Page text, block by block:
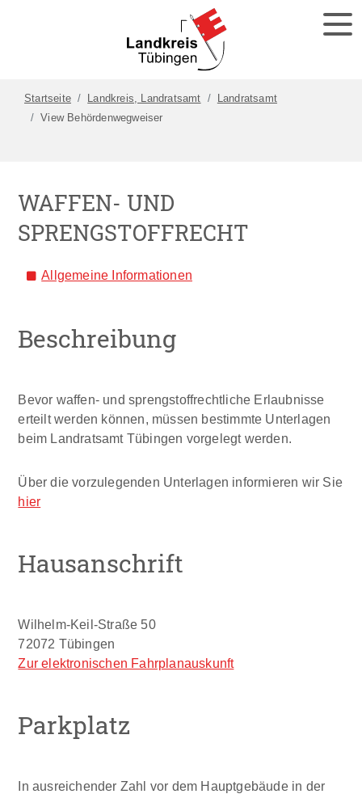
Startseite Landkreis, Landratsamt
Landratsamt
View Behördenwegweiser
WAFFEN- UND
SPRENGSTOFFRECHT
Allgemeine Informationen
Beschreibung
Bevor waffen- und sprengstoffrechtliche Erlaubnisse
erteilt werden können, müssen bestimmte Unterlagen
beim Landratsamt Tübingen vorgelegt werden.
Über die vorzulegenden Unterlagen informieren wir Sie
hier
Hausanschrift
Wilhelm-Keil-Straße 50
72072 Tübingen
Zur elektronischen Fahrplanauskunft
Parkplatz
In ausreichender Zahl vor dem Hauptgebäude in der